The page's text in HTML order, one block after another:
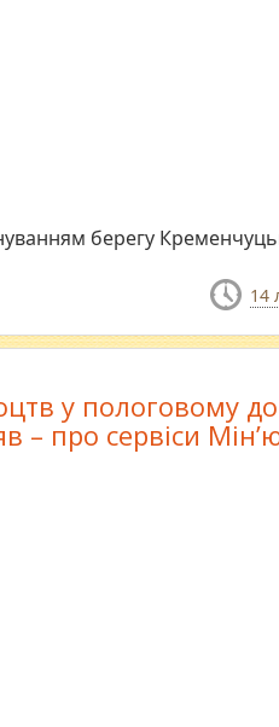
берегу
14
у пологовому
– про сервіси